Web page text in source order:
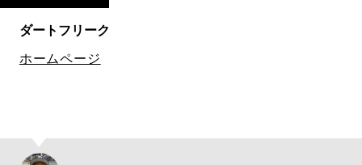
ダートフリーク
ホームページ